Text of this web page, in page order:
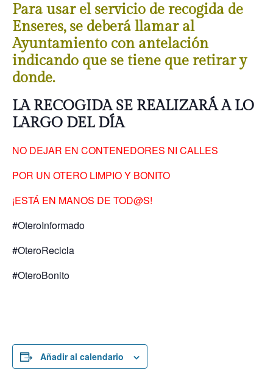
Para usar el servicio de recogida de
Enseres, se deberá llamar al
Ayuntamiento con antelación
indicando que se tiene que retirar y
donde.
LA RECOGIDA SE REALIZARÁ A LO
LARGO DEL DÍA
NO DEJAR EN CONTENEDORES NI CALLES
POR UN OTERO LIMPIO Y BONITO
¡ESTÁ EN MANOS DE TOD@S!
#OteroInformado
#OteroRecicla
#OteroBonito
Añadir al calendario